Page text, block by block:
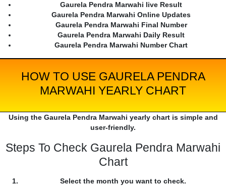
Gaurela Pendra Marwahi live Result
Gaurela Pendra Marwahi Online Updates
Gaurela Pendra Marwahi Final Number
Gaurela Pendra Marwahi Daily Result
Gaurela Pendra Marwahi Number Chart
HOW TO USE GAURELA PENDRA
MARWAHI YEARLY CHART
Using the Gaurela Pendra Marwahi yearly chart is simple and
user-friendly.
Steps To Check Gaurela Pendra Marwahi
Chart
Select the month you want to check.